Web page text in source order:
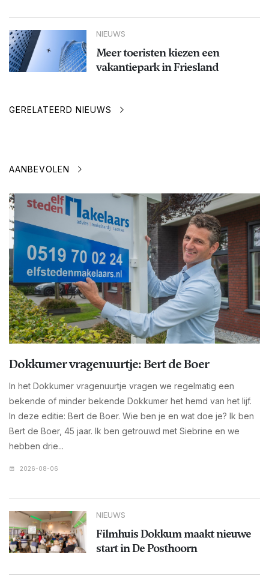
NIEUWS
Meer toeristen kiezen een
vakantiepark in Friesland
GERELATEERD NIEUWS
AANBEVOLEN
Dokkumer vragenuurtje: Bert de Boer
In het Dokkumer vragenuurtje vragen we regelmatig een
bekende of minder bekende Dokkumer het hemd van het lijf.
In deze editie: Bert de Boer. Wie ben je en wat doe je? Ik ben
Bert de Boer, 45 jaar. Ik ben getrouwd met Siebrine en we
hebben drie...
2026-08-06
NIEUWS
Filmhuis Dokkum maakt nieuwe
start in De Posthoorn